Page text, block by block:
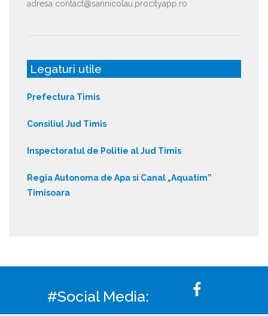
adresa contact@sannicolau.procityapp.ro
Legaturi utile
Prefectura Timis
Consiliul Jud Timis
Inspectoratul de Politie al Jud Timis
Regia Autonoma de Apa si Canal „Aquatim”
Timisoara
#Social Media: